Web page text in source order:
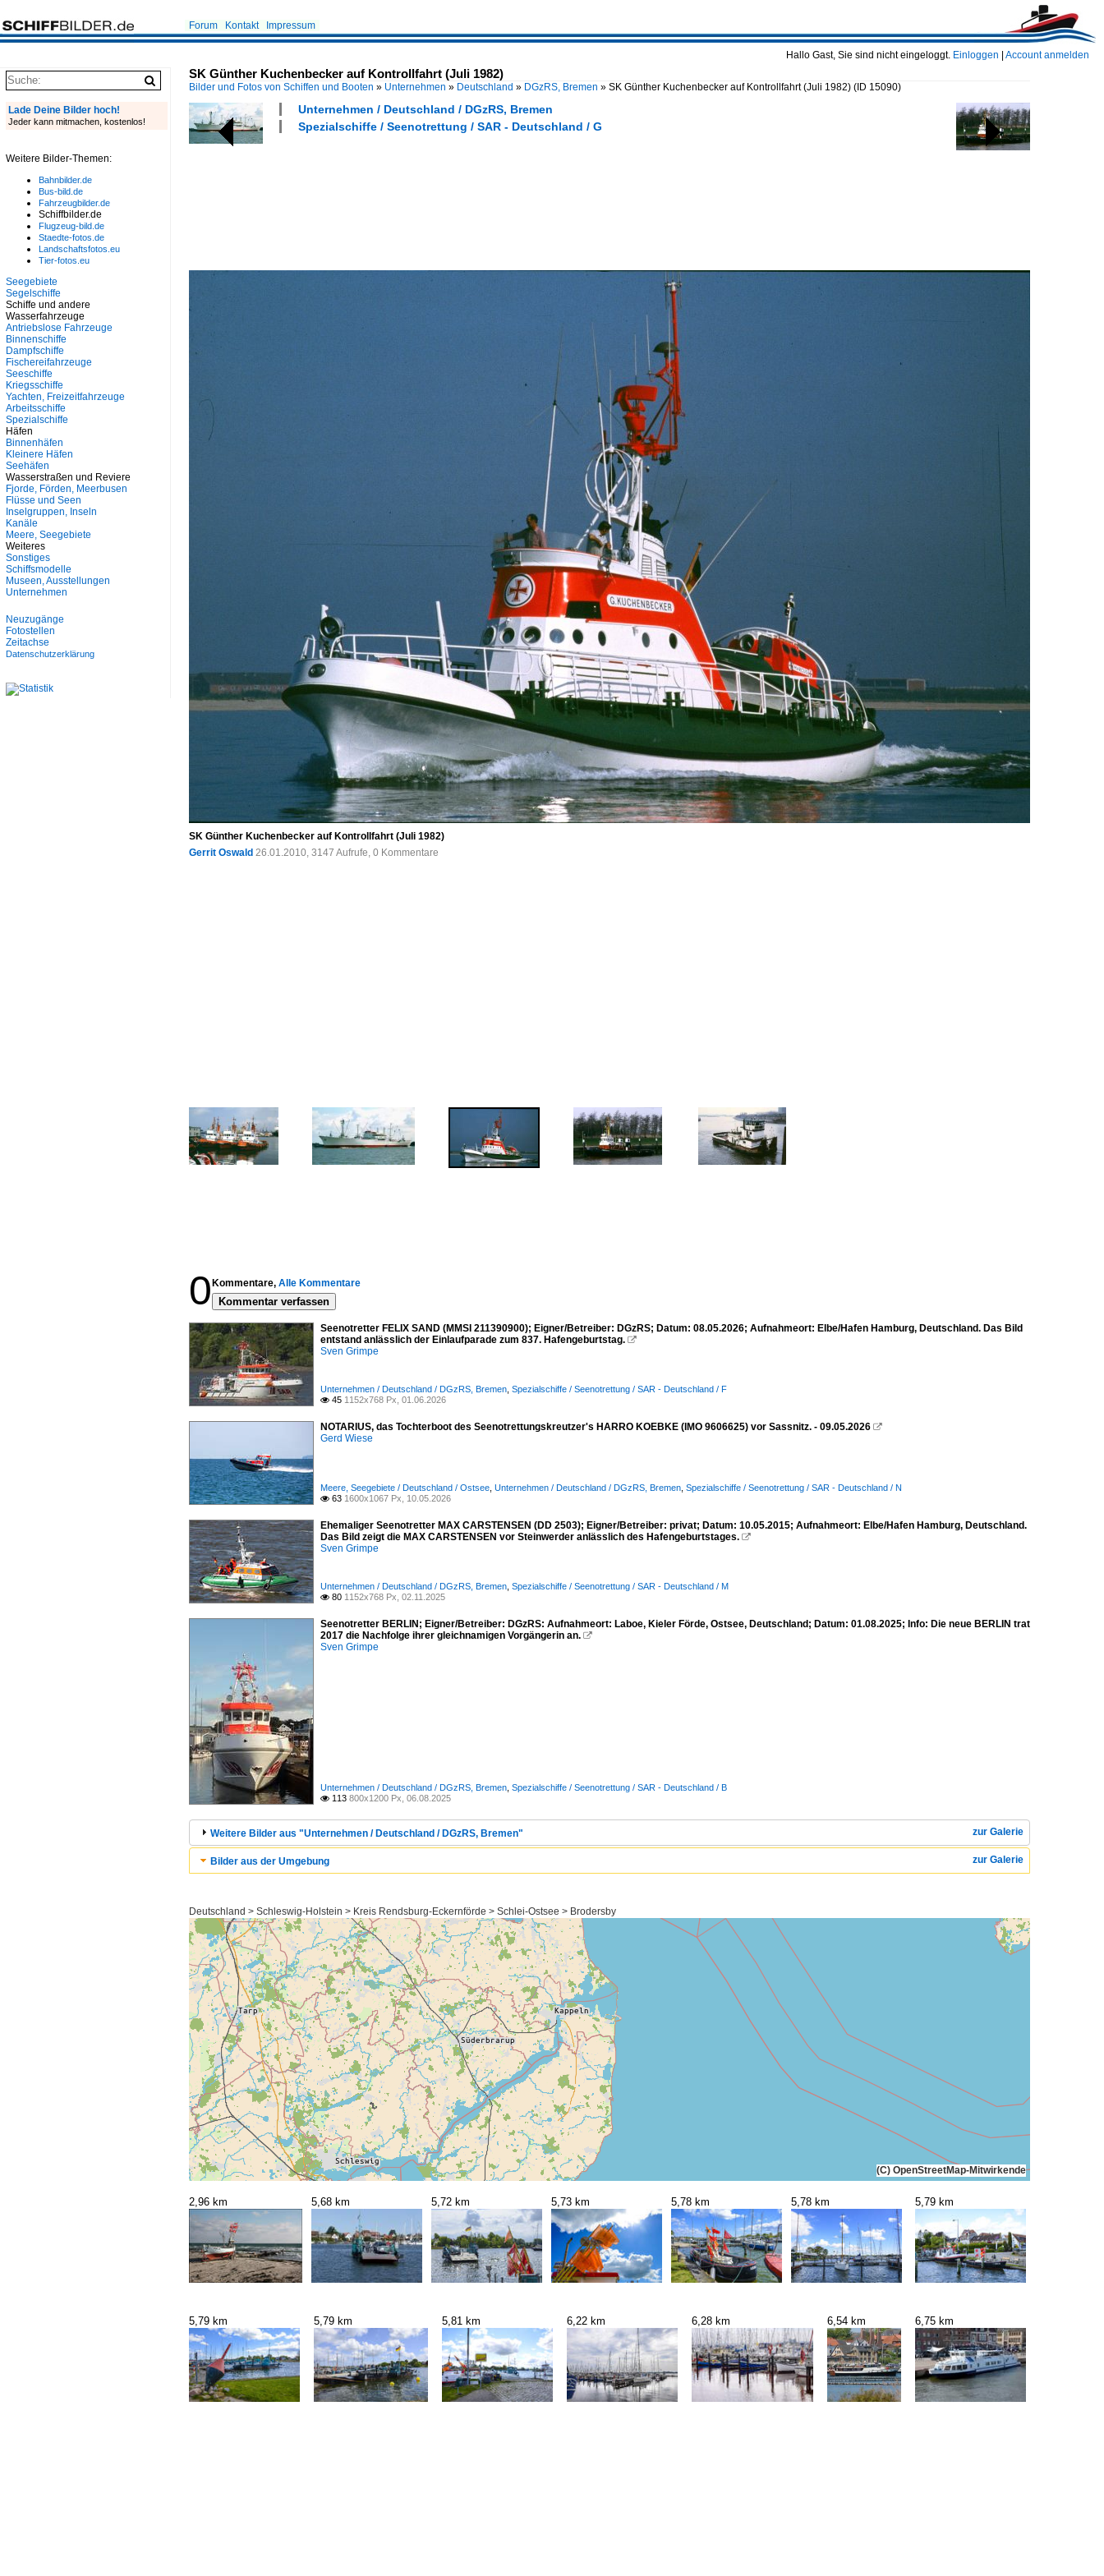
Hallo Gast, Sie sind nicht eingeloggt. Einloggen Account anmelden
Forum Kontakt Impressum
SK Günther Kuchenbecker auf Kontrollfahrt (Juli 1982)
Bilder und Fotos von Schiffen und Booten » Unternehmen » Deutschland » DGzRS, Bremen » SK Günther Kuchenbecker auf Kontrollfahrt (Juli 1982) (ID 15090)
Unternehmen / Deutschland / DGzRS, Bremen
Spezialschiffe / Seenotrettung / SAR - Deutschland / G
SK Günther Kuchenbecker auf Kontrollfahrt (Juli 1982)
Gerrit Oswald 26.01.2010, 3147 Aufrufe, 0 Kommentare
0 Kommentare, Alle Kommentare
Kommentar verfassen
Seenotretter FELIX SAND (MMSI 211390900); Eigner/Betreiber: DGzRS; Datum: 08.05.2026; Aufnahmeort: Elbe/Hafen Hamburg, Deutschland. Das Bild
entstand anlässlich der Einlaufparade zum 837. Hafengeburtstag. 
Sven Grimpe
Unternehmen / Deutschland / DGzRS, Bremen Spezialschiffe / Seenotrettung / SAR - Deutschland / F
 45 1152x768 Px, 01.06.2026
NOTARIUS, das Tochterboot des Seenotrettungskreutzer's HARRO KOEBKE (IMO 9606625) vor Sassnitz. - 09.05.2026 
Gerd Wiese
Meere, Seegebiete / Deutschland / Ostsee Unternehmen / Deutschland / DGzRS, Bremen Spezialschiffe / Seenotrettung / SAR - Deutschland / N
 63 1600x1067 Px, 10.05.2026
Ehemaliger Seenotretter MAX CARSTENSEN (DD 2503); Eigner/Betreiber: privat; Datum: 10.05.2015; Aufnahmeort: Elbe/Hafen Hamburg, Deutschland.
Das Bild zeigt die MAX CARSTENSEN vor Steinwerder anlässlich des Hafengeburtstages. 
Sven Grimpe
Unternehmen / Deutschland / DGzRS, Bremen Spezialschiffe / Seenotrettung / SAR - Deutschland / M
 80 1152x768 Px, 02.11.2025
Seenotretter BERLIN; Eigner/Betreiber: DGzRS: Aufnahmeort: Laboe, Kieler Förde, Ostsee, Deutschland; Datum: 01.08.2025; Info: Die neue BERLIN trat
2017 die Nachfolge ihrer gleichnamigen Vorgängerin an. 
Sven Grimpe
Unternehmen / Deutschland / DGzRS, Bremen Spezialschiffe / Seenotrettung / SAR - Deutschland / B
 113 800x1200 Px, 06.08.2025
zur Galerie
Weitere Bilder aus "Unternehmen / Deutschland / DGzRS, Bremen"
zur Galerie
Bilder aus der Umgebung
Deutschland > Schleswig-Holstein > Kreis Rendsburg-Eckernförde > Schlei-Ostsee > Brodersby
(C) OpenStreetMap-Mitwirkende
2,96 km 5,68 km 5,72 km 5,73 km 5,78 km 5,78 km 5,79 km
5,79 km 5,79 km 5,81 km 6,22 km 6,28 km 6,54 km 6,75 km
Lade Deine Bilder hoch!
Jeder kann mitmachen, kostenlos!
Weitere Bilder-Themen:
Bahnbilder.de
Bus-bild.de
Fahrzeugbilder.de
Schiffbilder.de
Flugzeug-bild.de
Staedte-fotos.de
Landschaftsfotos.eu
Tier-fotos.eu
Seegebiete
Segelschiffe
Schiffe und andere
Wasserfahrzeuge
Antriebslose Fahrzeuge
Binnenschiffe
Dampfschiffe
Fischereifahrzeuge
Seeschiffe
Kriegsschiffe
Yachten, Freizeitfahrzeuge
Arbeitsschiffe
Spezialschiffe
Häfen
Binnenhäfen
Kleinere Häfen
Seehäfen
Wasserstraßen und Reviere
Fjorde, Förden, Meerbusen
Flüsse und Seen
Inselgruppen, Inseln
Kanäle
Meere, Seegebiete
Weiteres
Sonstiges
Schiffsmodelle
Museen, Ausstellungen
Unternehmen
Neuzugänge
Fotostellen
Zeitachse
Datenschutzerklärung